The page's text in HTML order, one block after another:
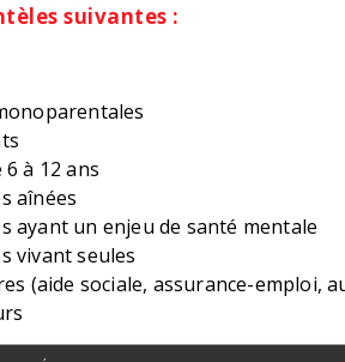
suivantes :
6 à 12 ans
aînées
ayant un enjeu de santé mentale
vivant seules
(aide sociale, assurance-emploi,